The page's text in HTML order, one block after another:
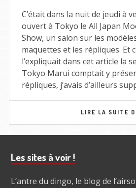
C’était dans la nuit de jeudi à
ouvert à Tokyo le All Japan
Show, un salon sur les
maquettes et les répliques. Et
l’expliquait dans cet article la
Tokyo Marui comptait y
répliques, j’avais d’ailleurs
LIRE LA SUITE
Barre
subsidiaire
Les sites à voir !
L’antre du dingo, le blog de